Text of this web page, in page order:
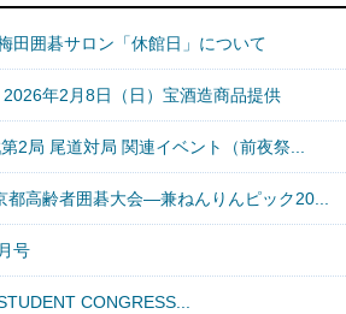
田囲碁サロン「休館日」について
2026年2月8日（日）宝酒造商品提供
2局 尾道対局 関連イベント（前夜祭...
都高齢者囲碁大会―兼ねんりんピック20...
号
CONGRESS...